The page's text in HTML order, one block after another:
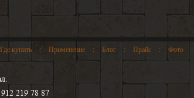
Где купить : Применение : Блог : Прайс : Фото :
219 78 87